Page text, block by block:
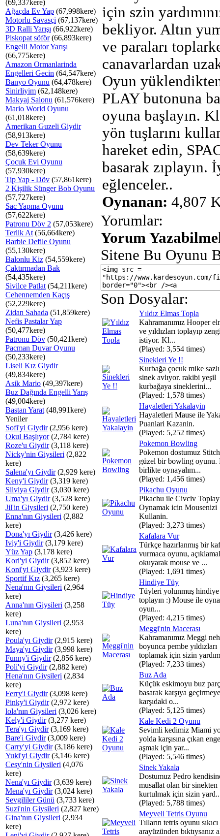
(69,337kere)
Ağaçda Ev Yap (67,998kere)
Motorlu Savasçi (67,137kere)
3D Ralli Yarışı (66,922kere)
Piskopat söför(66,893kere)
Engelli Motor Yarışı
(66,775kere)
Amazon Ormanlarinda
Engelleri Gecin (64,547kere)
Banyo Oyunu (64,478kere)
Sinirliyim (62,148kere)
Makyaj Salonu (61,576kere)
Mario World Oyunu
(61,018kere)
Amerikan Guzeli Giydir
(58,913kere)
Dev Teker Oyunu
(58,639kere)
Çocuk Evi Oyunu
(57,930kere)
Tip Yap - Döv (57,861kere)
2 Kişilik Sünger Bob Oyunu
(57,727kere)
Sac Yapma Oyunu
(57,622kere)
Patronu Döv 2 (57,053kere)
Terlik At (56,664kere)
Barbie Defile Oyunu
(55,130kere)
Balonlu Kiz (54,559kere)
Çaktırmadan Bak
(54,435kere)
Sivilce Patlat (54,211kere)
Cehennemden Kaçış
(52,229kere)
Zidan Sahada (51,859kere)
Nefis Pastalar Yap
(50,477kere)
Patronu Döv (50,421kere)
Pacman Duvar Oyunu
(50,233kere)
Liseli Kız Giydir
(49,834kere)
Asik Mario (49,397kere)
Buz Dağında Engelli Yarış
(49,004kere)
Bastan Yarat (48,991kere)
Yeniler
Sofi'yi Giydir(2,956 kere)
Okul Başlıyor(2,784 kere)
Roze'u Giydir(3,118 kere)
Nicky'nin Giysileri (2,822
kere)
Salena'yı Giydir(2,929 kere)
Keny'i Giydir(3,319 kere)
Silviya Giydir(3,030 kere)
Uma'yı Giydir(3,528 kere)
Jil'in Giysileri (2,750 kere)
Enna'nın Giysileri (2,882
kere)
Dona'yı Giydir(3,426 kere)
Iviy'i Giydir(3,179 kere)
Yüz Yap (3,178 kere)
Kori'yi Giydir(3,852 kere)
Koni'yi Giydir(3,923 kere)
Sportif Kız (3,265 kere)
Nena'nın Giysileri (2,964
kere)
Anna'nın Giysileri (3,258
kere)
Luna'nın Giysileri (2,953
kere)
Poula'yı Giydir(2,915 kere)
Maya'yı Giydir(3,998 kere)
Funny'i Giydir(2,856 kere)
Poli'yi Giydir(2,882 kere)
Hena'nın Giysileri (2,834
kere)
Ferry'i Giydir(3,098 kere)
Pinky'i Giydir(2,972 kere)
lola'nın Giysileri (3,026 kere)
Kely'i Giydir(3,277 kere)
Tera'yı Giydir(3,169 kere)
Bare'i Giydir(3,009 kere)
Carry'yi Giydir(3,186 kere)
Yuki'yi Giydir(3,146 kere)
Cesy'nin Giysileri (4,076
kere)
Nena'yı Giydir(3,639 kere)
Mena'yı Giydir(3,024 kere)
Sevgililer Günü (3,733 kere)
Suzi'nin Giysileri (2,827 kere)
Gina'nın Giysileri (2,934
kere)
için szin
bekliyor. Altın
ve paraları
canavarlardan
Oyun
PLAY butonuna
oyuna başlayın.
yön tuşlarını
hareket edin,
basarak zıplayın.
eğlenceler..
Oynanan: 4,807
Yorumlar:
Yorum
Sitene Bu Oyunu
Son Dosyalar:
Yıldız Elmas Topla
Kahramanımız Hooper
ve yıldızları toplayıp
istiyor. Kl...
(Played: 3,554 times)
Sinekleri Ye !!
Kurbağa çocuk mike
sinek avlıyor. rakibi yeşil
kurbağaya sineklerini...
(Played: 1,578 times)
Hayaletleri Yakalayin
Hayaletleri Mause ile
Puanlari Kazanin.
(Played: 5,252 times)
Pokemon Bowling
Pokemon dostumuz
güzel bir bowling oyunu.
birlikte oynayalım...
(Played: 1,456 times)
Pikachu Oyunu
Pikachu ile Civciv
Oynamak icin Mousenizi
Kullanin.
(Played: 3,273 times)
Kafalara Vur
Türkçe hazırlanmış bir
vurmaca oyunu,
okuyarak mouse ve ...
(Played: 1,691 times)
Hindiye Tüy
Tüyleri yolunmuş
toplayın :) Mouse ile
oyun...
(Played: 4,215 times)
Meggi'nin Macerası
Kahramanımız Meggi
boyunca pembe yıldızları
toplamak için sizin
(Played: 7,233 times)
Buz Ada
Küçük eskimoyu buz
basarak karşıya geçirmeye
karşıdaki o...
(Played: 5,125 times)
Kale Kedi 2 Oyunu
Sevimli kedimiz Miami
yolda karşısına çıkan
aşmak için yar...
(Played: 5,546 times)
Sinek Yakala
Dostumuz Pedro
musallat olan bir sinekten
kurtulmak için sizin
(Played: 5,788 times)
Meyveli Tetris Oyunu
Tılların tetris oyunu sıkıcı
arayüzünden bıktıysanız